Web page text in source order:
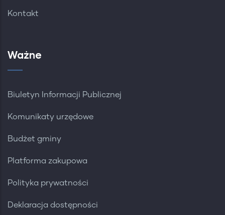
Kontakt
Ważne
Biuletyn Informacji Publicznej
Komunikaty urzędowe
Budżet gminy
Platforma zakupowa
Polityka prywatności
Deklaracja dostępności